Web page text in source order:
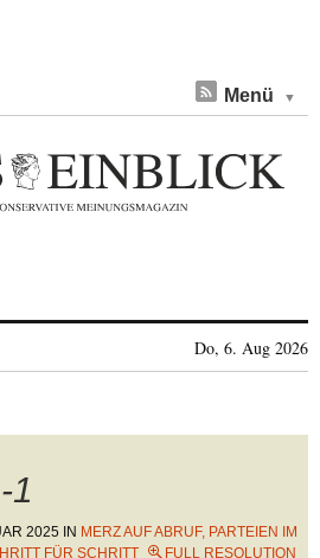
Menü
Do, 6. Aug 2026
1
2025 IN MERZ AUF ABRUF, PARTEIEN IM
FÜR SCHRITT
FULL RESOLUTION